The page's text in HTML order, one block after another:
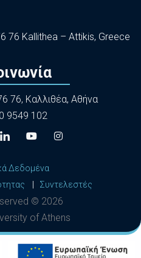
76 Kallithea – Attikis, Greece
76, Καλλιθέα, Αθήνα
9549 102
Δεδομένα
Συντελεστές
© 2026
of Athens